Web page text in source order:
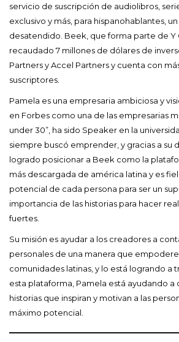
servicio de suscripción de audiolibros,
exclusivo y más, para hispanohablantes,
desatendido. Beek, que forma parte de Y
recaudado 7 millones de dólares de
Partners y Accel Partners y cuenta con
suscriptores.
Pamela es una empresaria ambiciosa y
en Forbes como una de las empresarias
under 30”, ha sido Speaker en la
siempre buscó emprender, y gracias a su
logrado posicionar a Beek como la
más descargada de américa latina y es
potencial de cada persona para ser un
importancia de las historias para hacer
fuertes.
Su misión es ayudar a los creadores a
personales de una manera que
comunidades latinas, y lo está logrando a
esta plataforma, Pamela está ayudando a
historias que inspiran y motivan a las
máximo potencial.